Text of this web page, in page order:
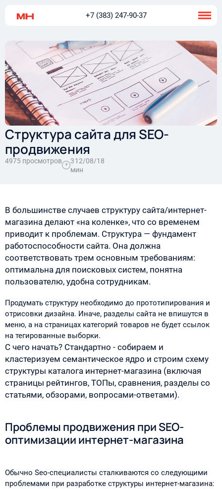
+7 (383) 247-90-37
Структура сайта для SEO-
продвижения
4975 просмотров
3
мин
12/08/18
В большинстве случаев структуру сайта/интернет-
магазина делают «на коленке», что со временем
приводит к проблемам. Структура — фундамент
работоспособности сайта. Она должна
соответствовать трем основным требованиям:
оптимальна для поисковых систем, понятна
пользователю, удобна сотрудникам.
Продумать структуру необходимо до прототипирования и
отрисовки дизайна. Иначе, разделы сайта не впишутся в
меню, а на страницах категорий товаров не будет ссылок
на тегированные выборки.
С чего начать? Стандартно - собираем и
кластеризуем семантическое ядро и строим схему
структуры каталога интернет-магазина (включая
страницы рейтингов, ТОПы, сравнения, разделы со
статьями, обзорами, вопросами-ответами).
Проблемы продвижения при SEO-
оптимизации интернет-магазина
Обычно Seo-специалисты сталкиваются со следующими
проблемами при разработке структуры интернет-магазина: